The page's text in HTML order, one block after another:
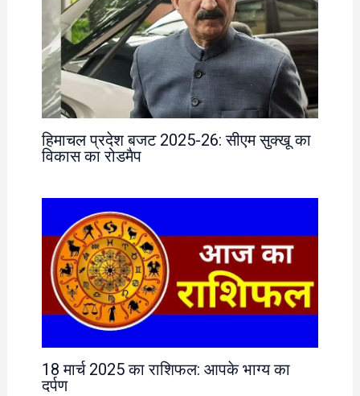
हिमाचल प्रदेश बजट 2025-26: सीएम सुक्खू का
विकास का रोडमैप
18 मार्च 2025 का राशिफल: आपके भाग्य का
दर्पण